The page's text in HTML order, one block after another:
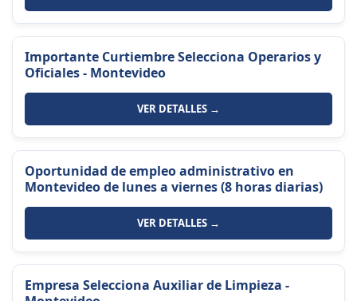
Importante Curtiembre Selecciona Operarios y
Oficiales - Montevideo
VER DETALLES →
Oportunidad de empleo administrativo en
Montevideo de lunes a viernes (8 horas diarias)
VER DETALLES →
Empresa Selecciona Auxiliar de Limpieza -